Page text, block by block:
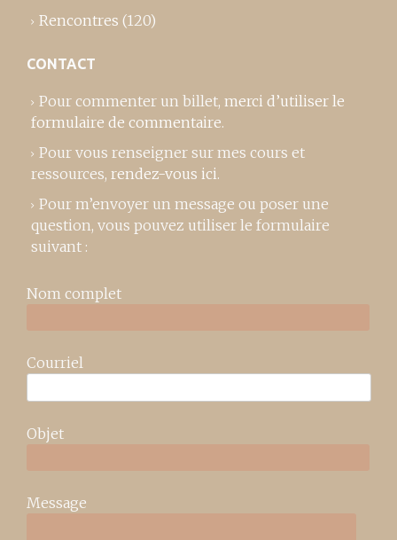
Rencontres (120)
CONTACT
Pour commenter un billet, merci d’utiliser le
formulaire de commentaire.
Pour vous renseigner sur mes cours et
ressources, rendez-vous ici.
Pour m’envoyer un message ou poser une
question, vous pouvez utiliser le formulaire
suivant :
Nom complet
Courriel
Objet
Message